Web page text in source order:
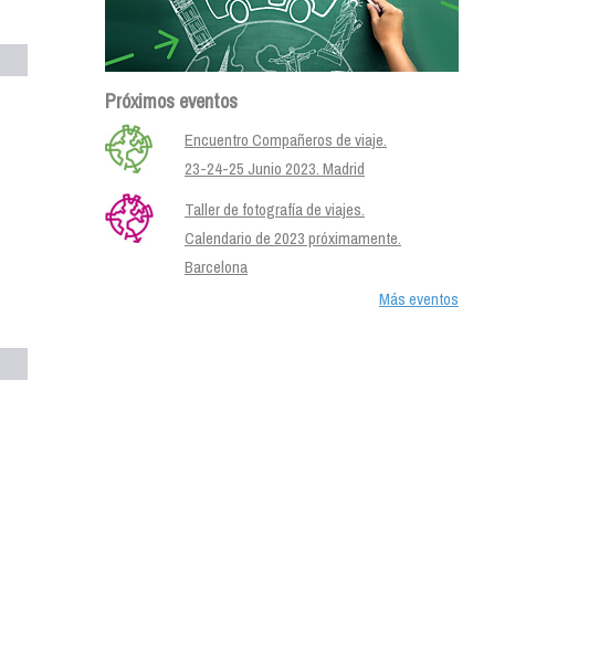
Próximos eventos
Encuentro Compañeros de viaje.
23-24-25 Junio 2023. Madrid
Taller de fotografía de viajes.
Calendario de 2023 próximamente.
Barcelona
Más eventos